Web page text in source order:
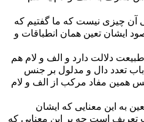
چیزی نیست که ما گفتیم که
ایشان تعین همان انطباقات و
دلالت دارد و الف و لام هم
باب تعدد دال و مدلول بر جنس
همین مفاد مرکب از الف و لام
به این معنایی که ایشان
است چه بر این معنایی که